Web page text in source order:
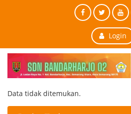
Login
Data tidak ditemukan.